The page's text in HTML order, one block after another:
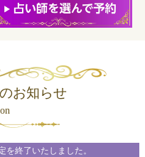
お知らせ
終了いたしました。